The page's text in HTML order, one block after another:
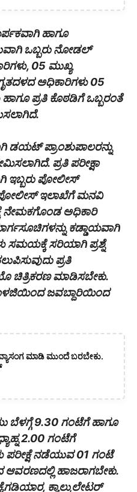
ಹಾಗೂ
ಒಬ್ಬರು ನೋಡಲ್
05 ಮುಖ್ಯ
ಅಧಿಕಾರಿಗಳು 05
ಪ್ರತಿ ಕೊಠಡಿಗೆ ಒಬ್ಬರಂತೆ
ಡಯಟ್ ಪ್ರಾಂಶುಪಾಲರನ್ನು
ಪ್ರತಿ ಪರೀಕ್ಷಾ
ಇಬ್ಬರು ಪೋಲೀಸ್
ಪೋಲೀಸ್ ಇಲಾಖೆಗೆ ಮನವಿ
ನೇಮಕಗೊಂಡ ಅಧಿಕಾರಿ
ಕಡ್ಡಾಯವಾಗಿ
ಸಮಯಕ್ಕೆ ಸರಿಯಾಗಿ ಪ್ರಶ್ನೆ
ಪ್ರತಿ
ಚಿತ್ರಿಕರಣ ಮಾಡಿಸಬೇಕು.
ಜವಬ್ದಾರಿಯಿಂದ
ವ್ಯಾಸಂಗ ಮಾಡಿ ಮುಂದೆ ಬರಬೇಕು.
9.30 ಗಂಟೆಗೆ ಹಾಗೂ
2.00 ಗಂಟೆಗೆ
ಪರೀಕ್ಷೆ ನಡೆಯುವ 01 ಗಂಟೆ
ಆವರಣದಲ್ಲಿ ಹಾಜರಾಗಬೇಕು.
ಕ್ಯಾಲ್ಕುಲೇಟರ್